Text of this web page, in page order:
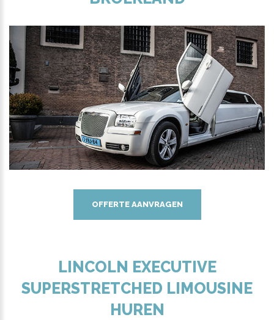
OFFERTE AANVRAGEN
LINCOLN EXECUTIVE
SUPERSTRETCHED LIMOUSINE
HUREN